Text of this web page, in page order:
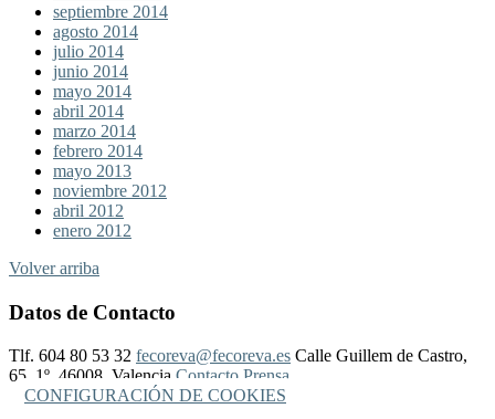
septiembre 2014
agosto 2014
julio 2014
junio 2014
mayo 2014
abril 2014
marzo 2014
febrero 2014
mayo 2013
noviembre 2012
abril 2012
enero 2012
Volver arriba
Datos de Contacto
Tlf. 604 80 53 32 fecoreva@fecoreva.es Calle Guillem de Castro,
65, 1º, 46008, Valencia Contacto Prensa
CONFIGURACIÓN DE COOKIES